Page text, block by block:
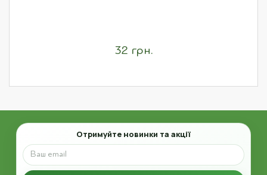
32 грн.
Email
Отримуйте новинки та акції